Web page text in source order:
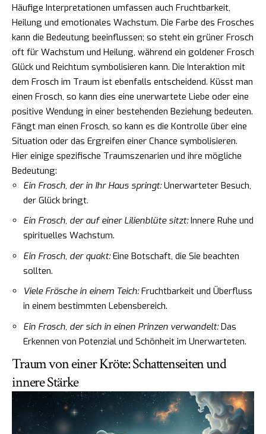
Häufige Interpretationen umfassen auch Fruchtbarkeit,
Heilung und emotionales Wachstum. Die Farbe des Frosches
kann die Bedeutung beeinflussen; so steht ein grüner Frosch
oft für Wachstum und Heilung, während ein goldener Frosch
Glück und Reichtum symbolisieren kann. Die Interaktion mit
dem Frosch im Traum ist ebenfalls entscheidend. Küsst man
einen Frosch, so kann dies eine unerwartete Liebe oder eine
positive Wendung in einer bestehenden Beziehung bedeuten.
Fängt man einen Frosch, so kann es die Kontrolle über eine
Situation oder das Ergreifen einer Chance symbolisieren.
Hier einige spezifische Traumszenarien und ihre mögliche
Bedeutung:
Ein Frosch, der in Ihr Haus springt:Unerwarteter Besuch,
der Glück bringt.
Ein Frosch, der auf einer Lilienblüte sitzt:Innere Ruhe und
spirituelles Wachstum.
Ein Frosch, der quakt:Eine Botschaft, die Sie beachten
sollten.
Viele Frösche in einem Teich:Fruchtbarkeit und Überfluss
in einem bestimmten Lebensbereich.
Ein Frosch, der sich in einen Prinzen verwandelt:Das
Erkennen von Potenzial und Schönheit im Unerwarteten.
Traum von einer Kröte: Schattenseiten und
innere Stärke